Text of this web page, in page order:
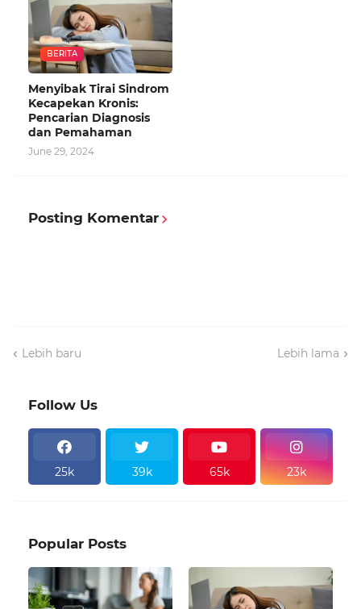
BERITA
Menyibak Tirai Sindrom
Kecapekan Kronis:
Pencarian Diagnosis
dan Pemahaman
June 29, 2024
Posting Komentar
Lebih baru Lebih lama
Follow Us
25k 39k 65k 23k
Popular Posts